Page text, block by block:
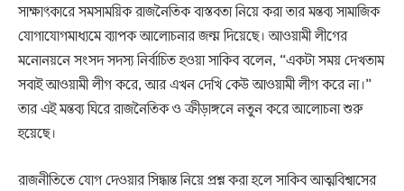
সাক্ষাৎকারে সমসাময়িক রাজনৈতিক বাস্তবতা নিয়ে করা তার মন্তব্য সামাজিক
যোগাযোগমাধ্যমে ব্যাপক আলোচনার জন্ম দিয়েছে। আওয়ামী লীগের
মনোনয়নে সংসদ সদস্য নির্বাচিত হওয়া সাকিব বলেন, “একটা সময় দেখতাম
সবাই আওয়ামী লীগ করে, আর এখন দেখি কেউ আওয়ামী লীগ করে না।”
তার এই মন্তব্য ঘিরে রাজনৈতিক ও ক্রীড়াঙ্গনে নতুন করে আলোচনা শুরু
হয়েছে।
রাজনীতিতে যোগ দেওয়ার সিদ্ধান্ত নিয়ে প্রশ্ন করা হলে সাকিব আত্মবিশ্বাসের